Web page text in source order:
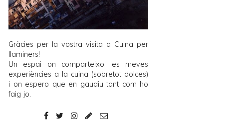
Gràcies per la vostra visita a Cuina per
llaminers!
Un espai on comparteixo les meves
experiències a la cuina (sobretot dolces)
i on espero que en gaudiu tant com ho
faig jo.